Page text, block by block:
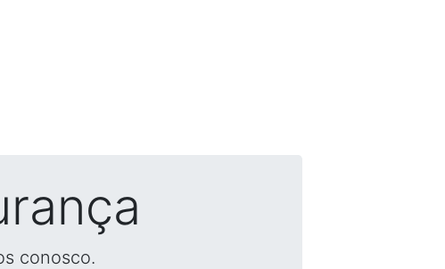
conosco.